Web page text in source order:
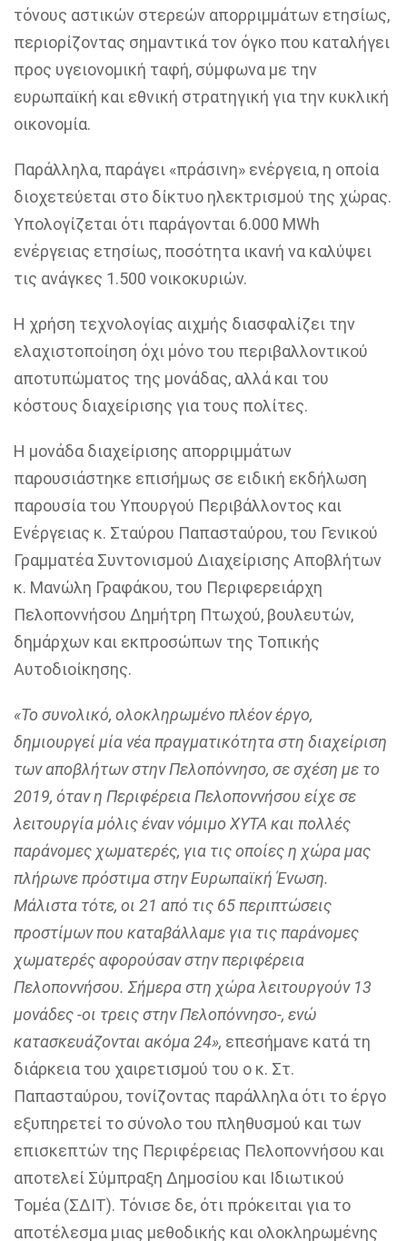
τόνους αστικών στερεών απορριμμάτων ετησίως,
περιορίζοντας σημαντικά τον όγκο που καταλήγει
προς υγειονομική ταφή, σύμφωνα με την
ευρωπαϊκή και εθνική στρατηγική για την κυκλική
οικονομία.
Παράλληλα, παράγει «πράσινη» ενέργεια, η οποία
διοχετεύεται στο δίκτυο ηλεκτρισμού της χώρας.
Υπολογίζεται ότι παράγονται 6.000 MWh
ενέργειας ετησίως, ποσότητα ικανή να καλύψει
τις ανάγκες 1.500 νοικοκυριών.
Η χρήση τεχνολογίας αιχμής διασφαλίζει την
ελαχιστοποίηση όχι μόνο του περιβαλλοντικού
αποτυπώματος της μονάδας, αλλά και του
κόστους διαχείρισης για τους πολίτες.
H μονάδα διαχείρισης απορριμμάτων
παρουσιάστηκε επισήμως σε ειδική εκδήλωση
παρουσία του Υπουργού Περιβάλλοντος και
Ενέργειας κ. Σταύρου Παπασταύρου, του Γενικού
Γραμματέα Συντονισμού Διαχείρισης Αποβλήτων
κ. Mανώλη Γραφάκου, του Περιφερειάρχη
Πελοποννήσου Δημήτρη Πτωχού, βουλευτών,
δημάρχων και εκπροσώπων της Τοπικής
Αυτοδιοίκησης.
«Το συνολικό, ολοκληρωμένο πλέον έργο,
δημιουργεί μία νέα πραγματικότητα στη διαχείριση
των αποβλήτων στην Πελοπόννησο, σε σχέση με το
2019, όταν η Περιφέρεια Πελοποννήσου είχε σε
λειτουργία μόλις έναν νόμιμο ΧΥΤΑ και πολλές
παράνομες χωματερές, για τις οποίες η χώρα μας
πλήρωνε πρόστιμα στην Ευρωπαϊκή Ένωση.
Μάλιστα τότε, οι 21 από τις 65 περιπτώσεις
προστίμων που καταβάλλαμε για τις παράνομες
χωματερές αφορούσαν στην περιφέρεια
Πελοποννήσου. Σήμερα στη χώρα λειτουργούν 13
μονάδες -οι τρεις στην Πελοπόννησο-, ενώ
κατασκευάζονται ακόμα 24», επεσήμανε κατά τη
διάρκεια του χαιρετισμού του ο κ. Στ.
Παπασταύρου, τονίζοντας παράλληλα ότι το έργο
εξυπηρετεί το σύνολο του πληθυσμού και των
επισκεπτών της Περιφέρειας Πελοποννήσου και
αποτελεί Σύμπραξη Δημοσίου και Ιδιωτικού
Τομέα (ΣΔΙΤ). Τόνισε δε, ότι πρόκειται για το
αποτέλεσμα μιας μεθοδικής και ολοκληρωμένης